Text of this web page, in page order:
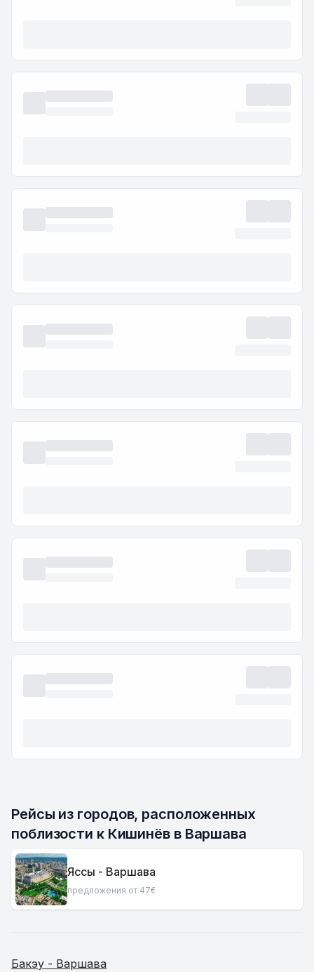
Рейсы из городов, расположенных
поблизости к Кишинёв в Варшава
Яссы - Варшава
предложения от 47€
Бакэу - Варшава